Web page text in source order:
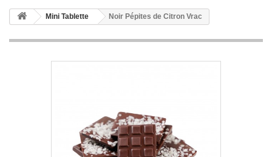
Mini Tablette Noir Pépites de Citron Vrac